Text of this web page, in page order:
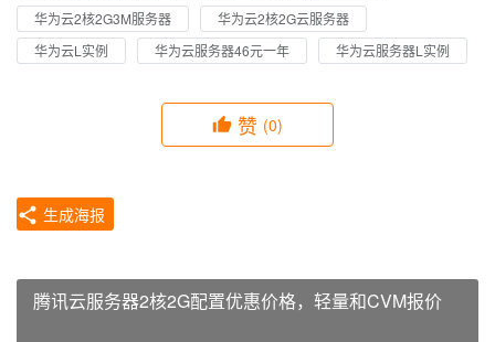
华为云2核2G3M服务器
华为云2核2G云服务器
华为云L实例
华为云服务器46元一年 华为云服务器L实例
赞 (0)
生成海报
腾讯云服务器2核2G配置优惠价格，轻量和CVM报价